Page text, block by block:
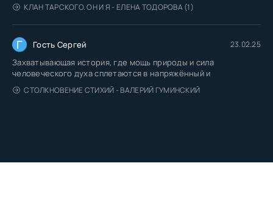
КЛАН ТАРСКОГО. ОН И Я - ЕЛЕНА ТОДОРОВА (1)
Г Гость Сергей 23.02.25
Захватывающая история, где мощь природы и сила
человеческого духа сплетаются в напряжённый и
СТОЛКНОВЕНИЕ СТИХИЙ - ВАЛЕРИЙ ГУМИНСКИЙ